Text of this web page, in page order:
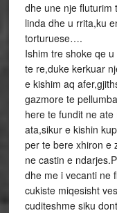
dhe une nje fluturim
linda dhe u rrita,ku
torturuese….
Ishim tre shoke qe
te re,duke kerkuar
e kishim aq
gazmore te
here te fundit ne
ata,sikur e kishin
per te bere xhiron e
ne castin e
dhe me i vecanti ne
cukiste miqesisht
cuditeshme siku